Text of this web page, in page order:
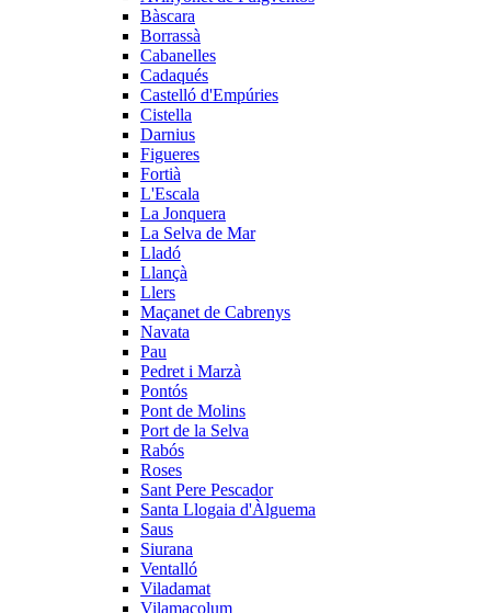
Bàscara
Borrassà
Cabanelles
Cadaqués
Castelló d'Empúries
Cistella
Darnius
Figueres
Fortià
L'Escala
La Jonquera
La Selva de Mar
Lladó
Llançà
Llers
Maçanet de Cabrenys
Navata
Pau
Pedret i Marzà
Pontós
Pont de Molins
Port de la Selva
Rabós
Roses
Sant Pere Pescador
Santa Llogaia d'Àlguema
Saus
Siurana
Ventalló
Viladamat
Vilamacolum